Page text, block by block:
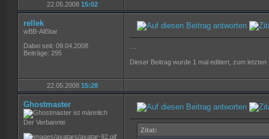
22.05.2008 15:02
rellek
wBB-AllStar
Dabei seit: 09.04.2008
Beiträge: 295
...
Dieser Beitrag wurde 1 mal editiert, zum
22.05.2008 15:28
Ghostmaster
Der Verbannte
Zitat: